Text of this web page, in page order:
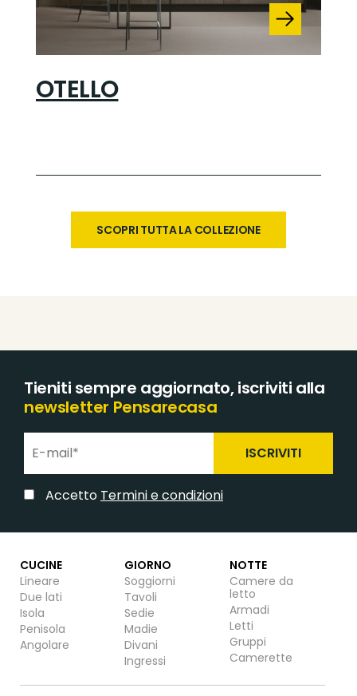
OTELLO
SCOPRI TUTTA LA COLLEZIONE
Tieniti sempre aggiornato, iscriviti alla
newsletter Pensarecasa
ISCRIVITI
Accetto Termini e condizioni
CUCINE
Lineare
Due lati
Isola
Penisola
Angolare
GIORNO
Soggiorni
Tavoli
Sedie
Madie
Divani
Ingressi
NOTTE
Camere da
letto
Armadi
Letti
Gruppi
Camerette